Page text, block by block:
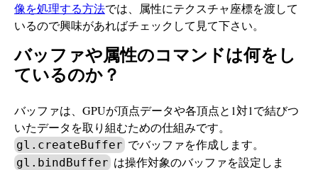
像を処理する方法では、属性にテクスチャ座標を渡して
いるので興味があればチェックして見て下さい。
バッファや属性のコマンドは何をし
ているのか？
バッファは、GPUが頂点データや各頂点と1対1で結びつ
いたデータを取り組むための仕組みです。
gl.createBuffer でバッファを作成します。
gl.bindBuffer は操作対象のバッファを設定しま